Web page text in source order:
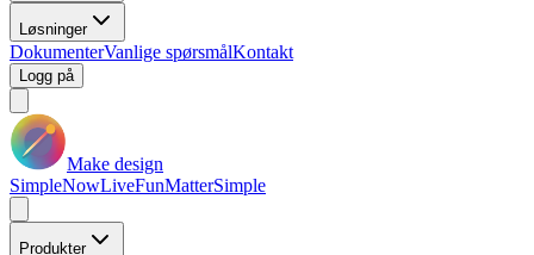
Løsninger
DokumenterVanlige spørsmålKontakt
Logg på
Make design
SimpleNowLiveFunMatterSimple
Produkter